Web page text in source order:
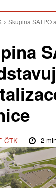
Skupina SATPO
ČTK 2